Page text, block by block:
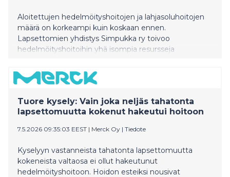
Aloitettujen hedelmöityshoitojen ja lahjasoluhoitojen
määrä on korkeampi kuin koskaan ennen.
Lapsettomien yhdistys Simpukka ry toivoo
hedelmöityshoitoihin yhä isompia resursseja
kannustaa sukusolujen lahjoittamisesta kiinnostuneita
ottamaan yhteyttä hedelmöityshoitoklinikoihin.
Tuore kysely: Vain joka neljäs tahatonta
lapsettomuutta kokenut hakeutui hoitoon
7.5.2026 09:35:03 EEST | Merck Oy | Tiedote
Kyselyyn vastanneista tahatonta lapsettomuutta
kokeneista valtaosa ei ollut hakeutunut
hedelmöityshoitoon. Hoidon esteiksi nousivat